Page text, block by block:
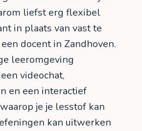
liefst erg flexibel
in plaats van vast te
docent in Zandhoven.
leeromgeving
videochat,
en een interactief
je je lesstof kan
kan uitwerken